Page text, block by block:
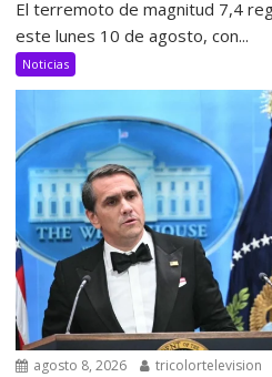
El terremoto de magnitud 7,4
este lunes 10 de agosto, con...
Noticias
agosto 8, 2026 tricolortelevision